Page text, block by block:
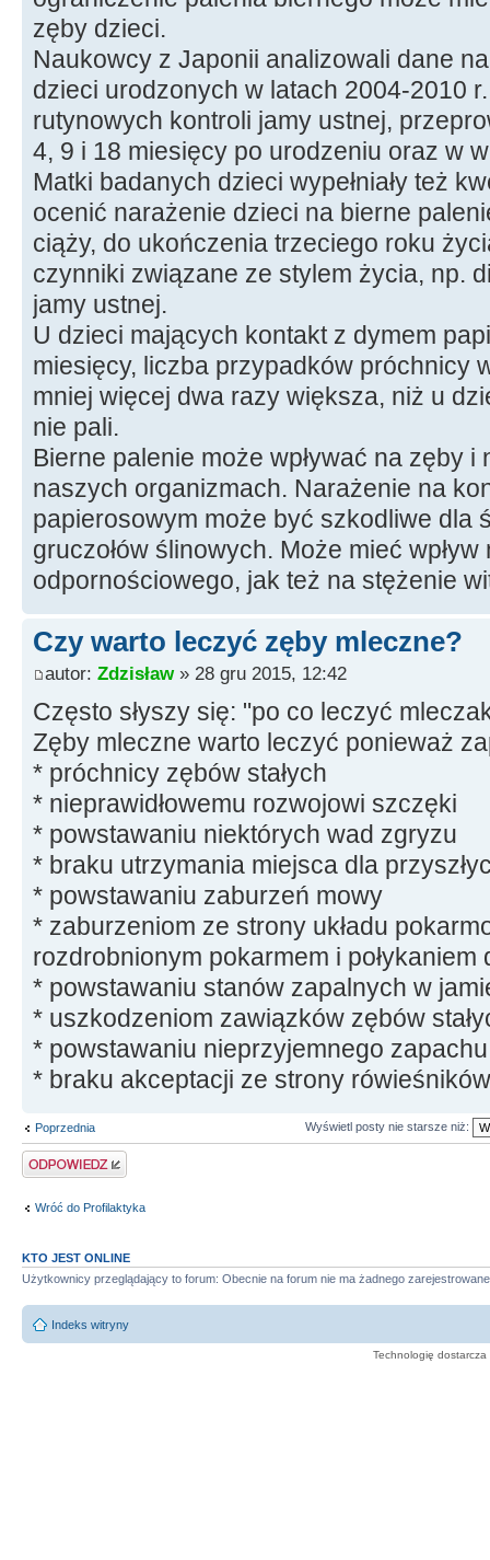
zęby dzieci.
Naukowcy z Japonii analizowali dane
dzieci urodzonych w latach 2004-2010
rutynowych kontroli jamy ustnej,
4, 9 i 18 miesięcy po urodzeniu oraz w
Matki badanych dzieci wypełniały też
ocenić narażenie dzieci na bierne
ciąży, do ukończenia trzeciego roku
czynniki związane ze stylem życia, np.
jamy ustnej.
U dzieci mających kontakt z dymem
miesięcy, liczba przypadków próchnicy
mniej więcej dwa razy większa, niż u
nie pali.
Bierne palenie może wpływać na zęby
naszych organizmach. Narażenie na
papierosowym może być szkodliwe dla
gruczołów ślinowych. Może mieć wpływ
odpornościowego, jak też na stężenie
Czy warto leczyć zęby mleczne?
autor: Zdzisław» 28 gru 2015, 12:42
Często słyszy się: "po co leczyć
Zęby mleczne warto leczyć ponieważ
* próchnicy zębów stałych
* nieprawidłowemu rozwojowi szczęki
* powstawaniu niektórych wad zgryzu
* braku utrzymania miejsca dla
* powstawaniu zaburzeń mowy
* zaburzeniom ze strony układu
rozdrobnionym pokarmem i połykaniem
* powstawaniu stanów zapalnych w
* uszkodzeniom zawiązków zębów
* powstawaniu nieprzyjemnego
* braku akceptacji ze strony
Poprzednia Wyświetl posty nie starsze niż:
Odpowiedz
Wróć do Profilaktyka
KTO JEST ONLINE
Użytkownicy przeglądający to forum: Obecnie na forum nie ma żadnego
Indeks witryny
Technologię dostarcza